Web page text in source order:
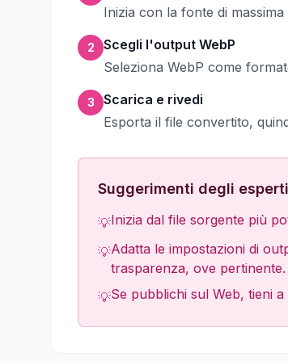
Inizia con la fonte di
2
Scegli l'output WebP
Seleziona WebP come
3
Scarica e rivedi
Esporta il file convertito,
Suggerimenti degli esperti
💡Inizia dal file sorgente più
💡Adatta le impostazioni di
trasparenza, ove pertinente.
💡Se pubblichi sul Web, tieni